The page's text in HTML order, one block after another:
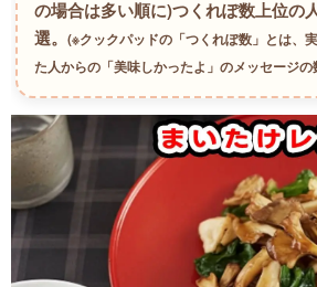
の場合は多い順に)つくれぽ数上位の
選。(※クックパッドの「つくれぽ数」とは、
た人からの「美味しかったよ」のメッセージの